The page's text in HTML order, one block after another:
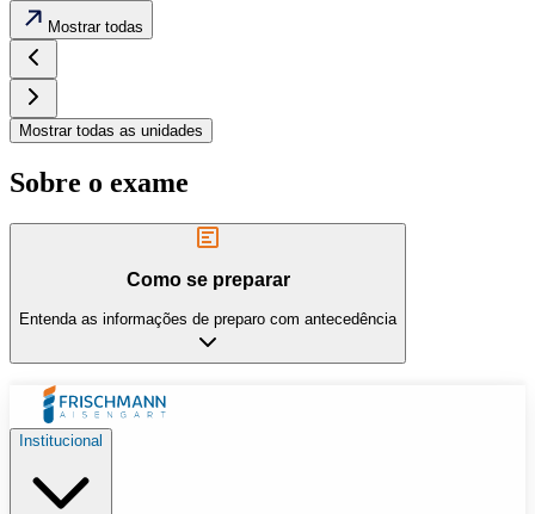
Mostrar todas
Mostrar todas as unidades
Sobre o exame
Como se preparar
Entenda as informações de preparo com antecedência
Institucional